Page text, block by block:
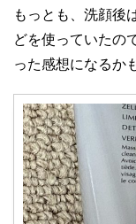
もっとも、洗顔後
どを使っていたの
った感想になるか